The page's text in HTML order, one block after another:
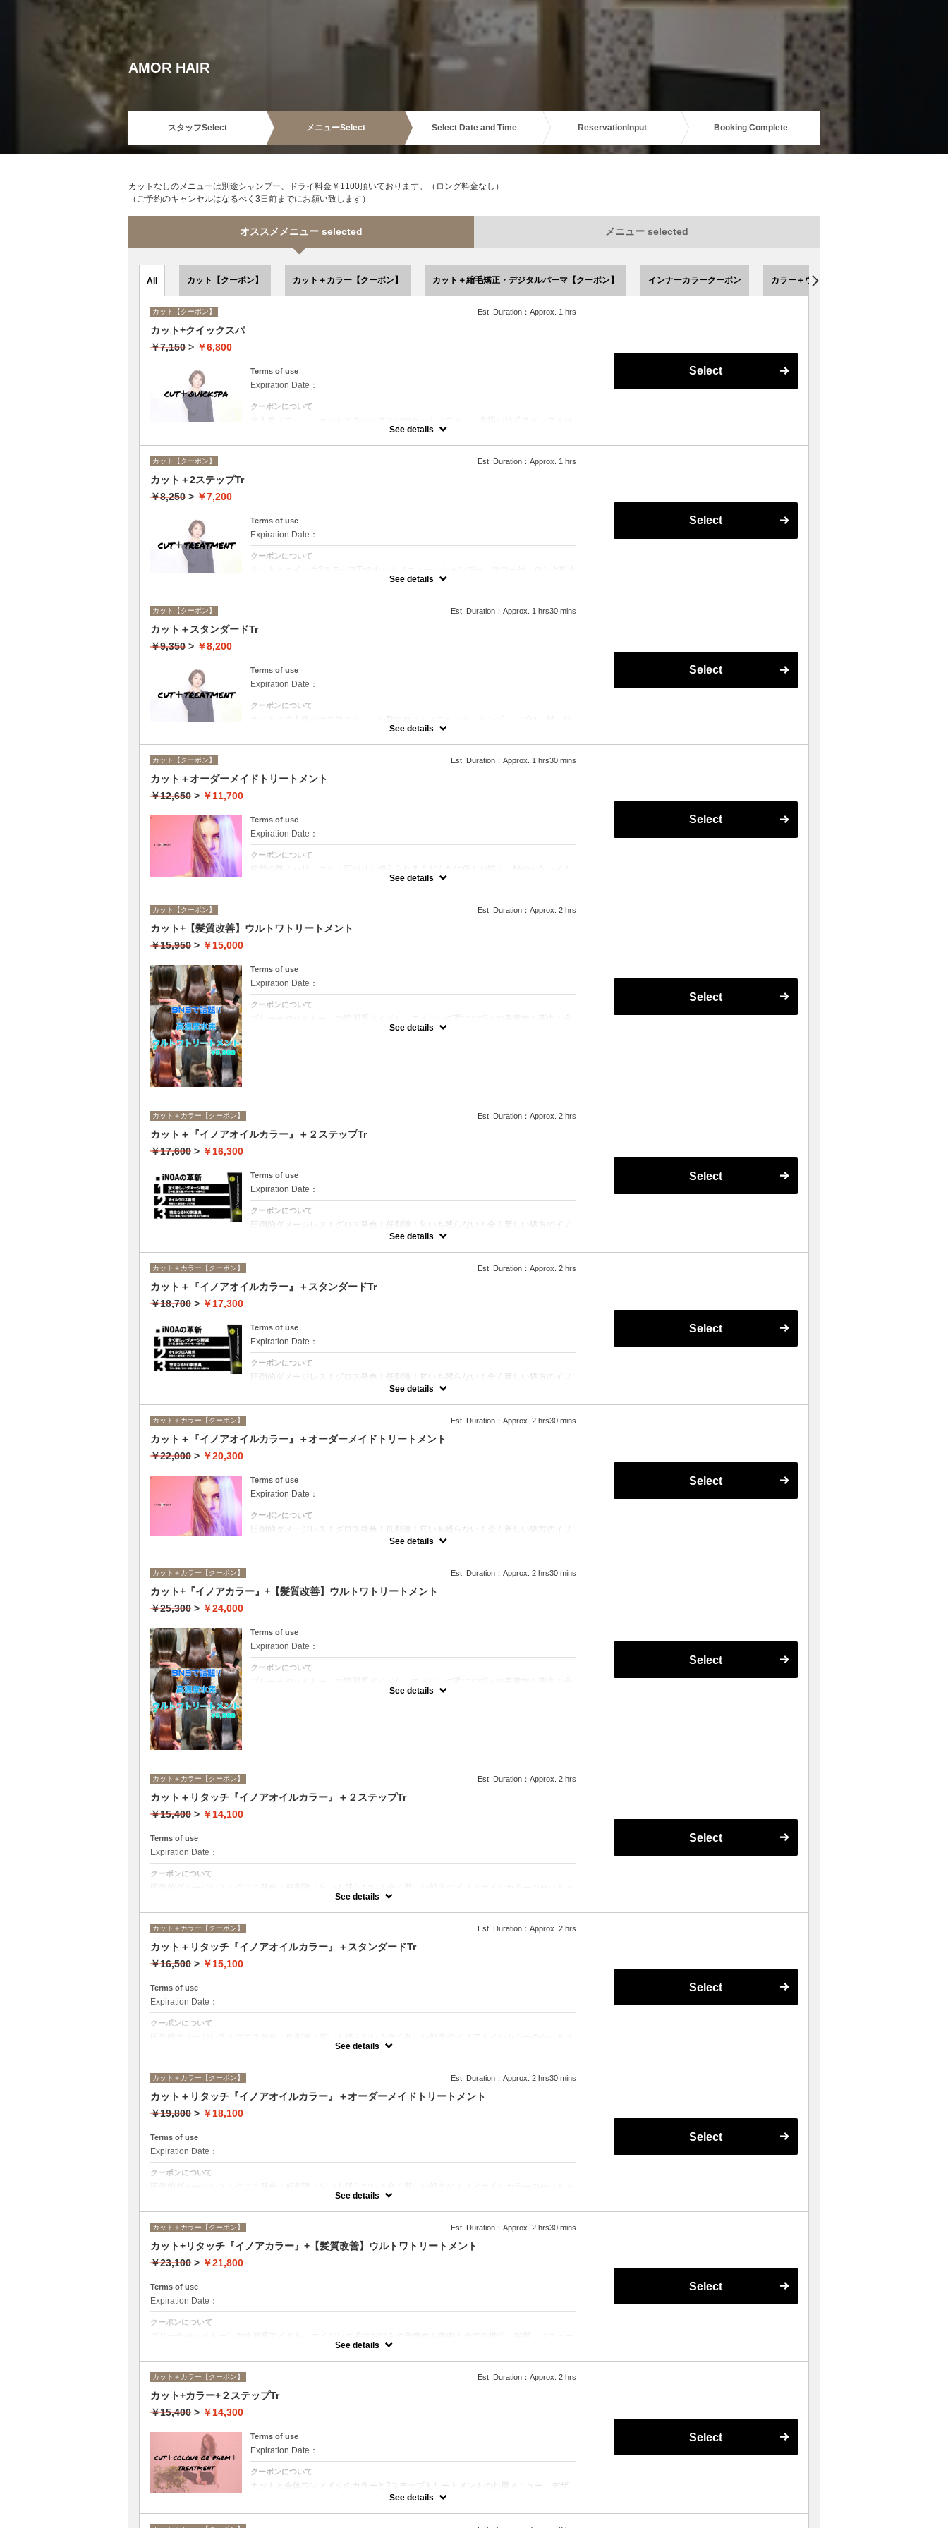
AMOR HAIR
スタッフSelect メニューSelect Select Date and Time Reservation Input Booking Complete
カットなしのメニューは別途シャンプー、ドライ料金￥1100頂いております。（ロング料金なし）
（ご予約のキャンセルはなるべく3日前までにお願い致します）
オススメメニュー selected メニュー selected
All カット【クーポン】 カット＋カラー【クーポン】 カット＋縮毛矯正・デジタルパーマ【クーポン】 インナーカラークーポン カラー＋ウルトワトリートメント 【クーポ
カット【クーポン】 Est. Duration：Approx. 1 hrs
カット+クイックスパ
￥7,150 > ￥6,800
Terms of use
Expiration Date：
クーポンについて
大人気メニュー、カットとクイックスパのセットメニュー。本場バリ式クイックスパ
で頭皮の洗浄＆保湿☆シャンプー、ブロー込み。
See details
Select
カット【クーポン】 Est. Duration：Approx. 1 hrs
カット＋2ステップTr
￥8,250 > ￥7,200
Terms of use
Expiration Date：
クーポンについて
カットとクイック2ステップTrのセットメニュー☆シャンプー、ブロー付。ロング料金
See details
Select
カット【クーポン】 Est. Duration：Approx. 1 hrs30 mins
カット＋スタンダードTr
￥9,350 > ￥8,200
Terms of use
Expiration Date：
クーポンについて
カットと大人気ハホニコスペシャルTrのセットメニュー☆シャンプー、ブロー付。ロ
See details
Select
カット【クーポン】 Est. Duration：Approx. 1 hrs30 mins
カット＋オーダーメイドトリートメント
￥12,650 > ￥11,700
Terms of use
Expiration Date：
クーポンについて
See details
Select
カット【クーポン】 Est. Duration：Approx. 2 hrs
カット+【髪質改善】ウルトワトリートメント
￥15,950 > ￥15,000
Terms of use
Expiration Date：
クーポンについて
ての世代、髪質、メニューに対応できる髪質改善トリートメントです☆
See details
Select
カット＋カラー【クーポン】 Est. Duration：Approx. 2 hrs
カット＋『イノアオイルカラー』＋２ステップTr
￥17,600 > ￥16,300
Terms of use
Expiration Date：
クーポンについて
圧倒的ダメージレス！グロス発色！低刺激！匂いも残らない！全く新しい処方のイノ
アオイルカラーのセットメニュー☆シャンプー、ブロー込み。※リタッチカラーの場
See details
Select
カット＋カラー【クーポン】 Est. Duration：Approx. 2 hrs
カット＋『イノアオイルカラー』＋スタンダードTr
￥18,700 > ￥17,300
Terms of use
Expiration Date：
クーポンについて
圧倒的ダメージレス！グロス発色！低刺激！匂いも残らない！全く新しい処方のイノ
アオイルカラーのセットメニュー☆シャンプー、ブロー込み。※リタッチカラーの場
See details
Select
カット＋カラー【クーポン】 Est. Duration：Approx. 2 hrs30 mins
カット＋『イノアオイルカラー』＋オーダーメイドトリートメント
￥22,000 > ￥20,300
Terms of use
Expiration Date：
クーポンについて
圧倒的ダメージレス！グロス発色！低刺激！匂いも残らない！全く新しい処方のイノ
アオイルカラーのセットメニュー☆シャンプー、ブロー込み。※リタッチカラーの場
See details
Select
カット＋カラー【クーポン】 Est. Duration：Approx. 2 hrs30 mins
カット+『イノアカラー』+【髪質改善】ウルトワトリートメント
￥25,300 > ￥24,000
Terms of use
Expiration Date：
クーポンについて
ブリーチやハイトーンの韓国系アイドル、エイジング毛にお悩みの美魔女も夢中！全
ての世代、髪質、メニューに対応できる髪質改善トリートメントです☆
See details
Select
カット＋カラー【クーポン】 Est. Duration：Approx. 2 hrs
カット＋リタッチ『イノアオイルカラー』＋２ステップTr
￥15,400 > ￥14,100
Terms of use
Expiration Date：
クーポンについて
See details
Select
カット＋カラー【クーポン】 Est. Duration：Approx. 2 hrs
カット＋リタッチ『イノアオイルカラー』＋スタンダードTr
￥16,500 > ￥15,100
Terms of use
Expiration Date：
クーポンについて
See details
Select
カット＋カラー【クーポン】 Est. Duration：Approx. 2 hrs30 mins
カット＋リタッチ『イノアオイルカラー』＋オーダーメイドトリートメント
￥19,800 > ￥18,100
Terms of use
Expiration Date：
クーポンについて
See details
Select
カット＋カラー【クーポン】 Est. Duration：Approx. 2 hrs30 mins
カット+リタッチ『イノアカラー』+【髪質改善】ウルトワトリートメント
￥23,100 > ￥21,800
Terms of use
Expiration Date：
クーポンについて
ブリーチやハイトーンの韓国系アイドル、エイジング毛にお悩みの美魔女も夢中！全ての世代、髪質、メニュー
See details
Select
カット＋カラー【クーポン】 Est. Duration：Approx. 2 hrs
カット+カラー+２ステップTr
￥15,400 > ￥14,300
Terms of use
Expiration Date：
クーポンについて
カットと全体ワンメイクのカラーと2ステップトリートメントのお得メニュー。デザ
インや髪の状態によってお薬を塗り分けます。シャンプー、ブロー込、ロング料金な
See details
Select